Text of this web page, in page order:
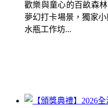
歡樂與童心的百畝森
夢幻打卡場景，獨家
水瓶工作坊...